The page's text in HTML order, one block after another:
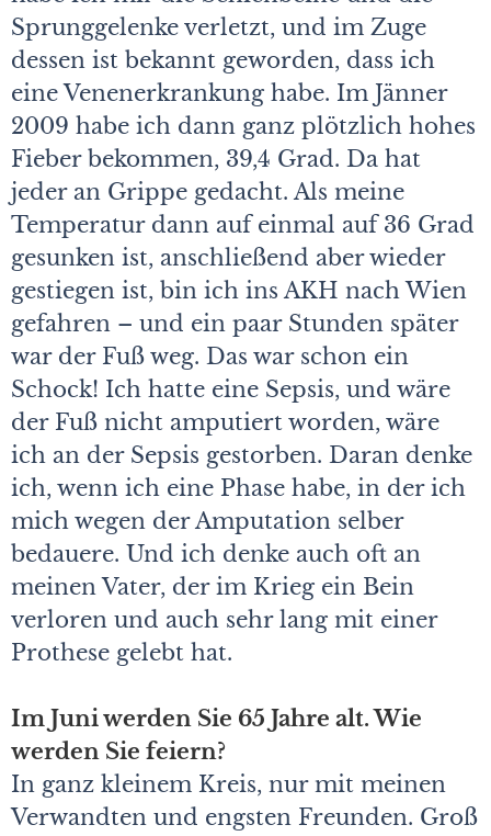
Sprunggelenke verletzt, und im Zuge
dessen ist bekannt geworden, dass ich
eine Venenerkrankung habe. Im Jänner
2009 habe ich dann ganz plötzlich hohes
Fieber bekommen, 39,4 Grad. Da hat
jeder an Grippe gedacht. Als meine
Temperatur dann auf einmal auf 36 Grad
gesunken ist, anschließend aber wieder
gestiegen ist, bin ich ins AKH nach Wien
gefahren – und ein paar Stunden später
war der Fuß weg. Das war schon ein
Schock! Ich hatte eine Sepsis, und wäre
der Fuß nicht amputiert worden, wäre
ich an der Sepsis gestorben. Daran denke
ich, wenn ich eine Phase habe, in der ich
mich wegen der Amputation selber
bedauere. Und ich denke auch oft an
meinen Vater, der im Krieg ein Bein
verloren und auch sehr lang mit einer
Prothese gelebt hat.
Im Juni werden Sie 65 Jahre alt. Wie
werden Sie feiern?
In ganz kleinem Kreis, nur mit meinen
Verwandten und engsten Freunden. Groß